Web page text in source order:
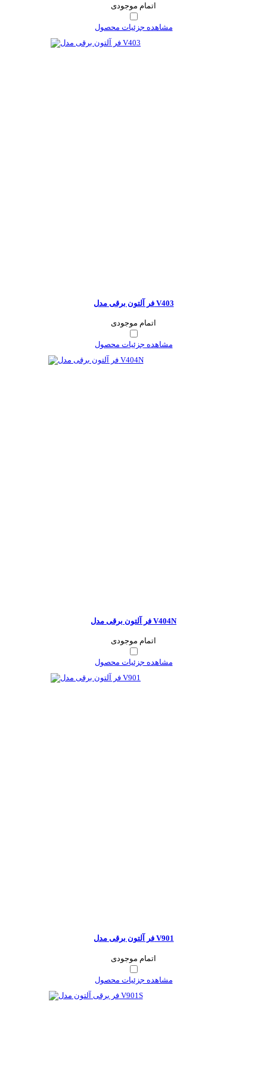
اتمام موجودی
مشاهده جزئیات محصول
فر آلتون برقی مدل V403
اتمام موجودی
مشاهده جزئیات محصول
فر آلتون برقی مدل V404N
اتمام موجودی
مشاهده جزئیات محصول
فر آلتون برقی مدل V901
اتمام موجودی
مشاهده جزئیات محصول